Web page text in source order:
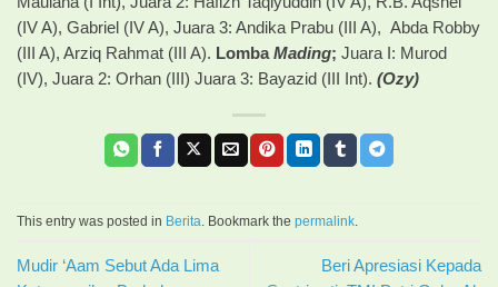
(IV A), Gabriel (IV A), Juara 3: Andika Prabu (III A), Abda Robby
(III A), Arziq Rahmat (III A). LombaMading; Juara I: Murod
(IV), Juara 2: Orhan (III) Juara 3: Bayazid (III Int). (Ozy)
This entry was posted in Berita . Bookmark the permalink
Mudir ‘Aam Sebut Ada Lima
Beri Apresiasi Kepada